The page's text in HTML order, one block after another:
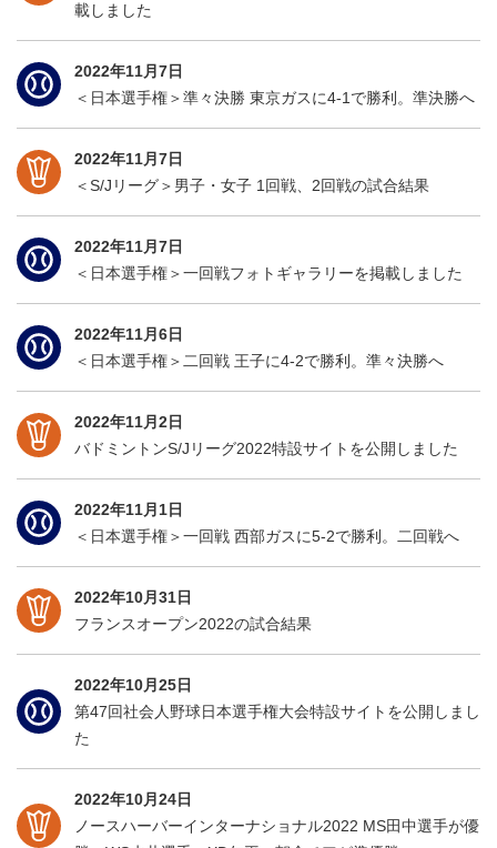
載しました
2022年11月7日
＜日本選手権＞準々決勝 東京ガスに4-1で勝利。準決勝へ
2022年11月7日
＜S/Jリーグ＞男子・女子 1回戦、2回戦の試合結果
2022年11月7日
＜日本選手権＞一回戦フォトギャラリーを掲載しました
2022年11月6日
＜日本選手権＞二回戦 王子に4-2で勝利。準々決勝へ
2022年11月2日
バドミントンS/Jリーグ2022特設サイトを公開しました
2022年11月1日
＜日本選手権＞一回戦 西部ガスに5-2で勝利。二回戦へ
2022年10月31日
フランスオープン2022の試合結果
2022年10月25日
第47回社会人野球日本選手権大会特設サイトを公開しまし
た
2022年10月24日
ノースハーバーインターナショナル2022 MS田中選手が優